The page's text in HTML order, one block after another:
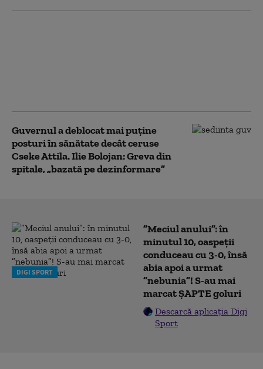
Guvernul a deblocat mai puține
posturi în sănătate decât ceruse
Cseke Attila. Ilie Bolojan: Greva din
spitale, „bazată pe dezinformare”
DIGI SPORT
”Meciul anului”: în
minutul 10, oaspeții
conduceau cu 3-0, însă
abia apoi a urmat
”nebunia”! S-au mai
marcat ȘAPTE goluri
Descarcă aplicația Digi
Sport